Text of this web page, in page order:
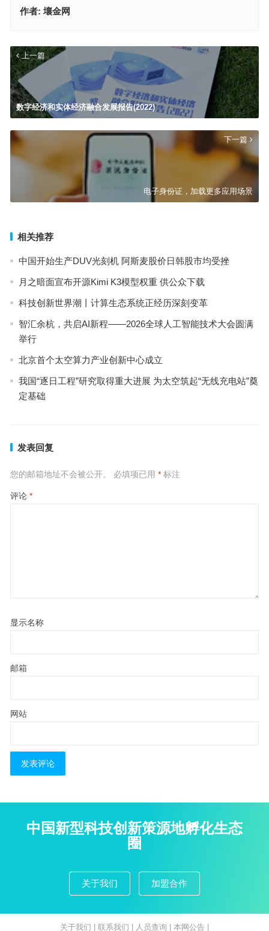
作者: 壤金网
上一篇
数字经济和实体经济融合发展报告(2022)
下一篇
电子身份证，加载更多应用场景
相关推荐
中国开始生产DUV光刻机 阿斯麦股价日韩股市均受挫
月之暗面宣布开源Kimi K3模型权重 供公众下载
科技创新世界潮丨计算生态系统正经历深刻变革
智汇余杭，共启AI新程——2026全球人工智能技术大会圆满
举行
北京首个太空算力产业创新中心成立
我国“逐日工程”研究取得重大进展 为太空筑起“无线充电站”奠
定基础
发表回复
您的邮箱地址不会被公开。 必填项已用 *标注
评论 *
显示名称
邮箱
网站
中国新型科技创新策源地孵化生态
圈
关于我们 加盟合作
关于我们 联系我们 人员查询 本网公告